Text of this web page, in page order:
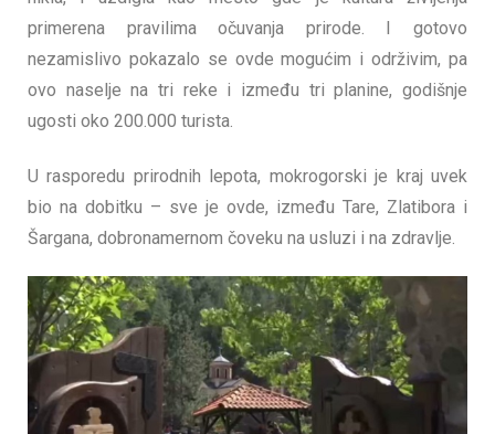
primerena pravilima očuvanja prirode. I gotovo
nezamislivo pokazalo se ovde mogućim i održivim, pa
ovo naselje na tri reke i između tri planine, godišnje
ugosti oko 200.000 turista.
U rasporedu prirodnih lepota, mokrogorski je kraj uvek
bio na dobitku – sve je ovde, između Tare, Zlatibora i
Šargana, dobronamernom čoveku na usluzi i na zdravlje.